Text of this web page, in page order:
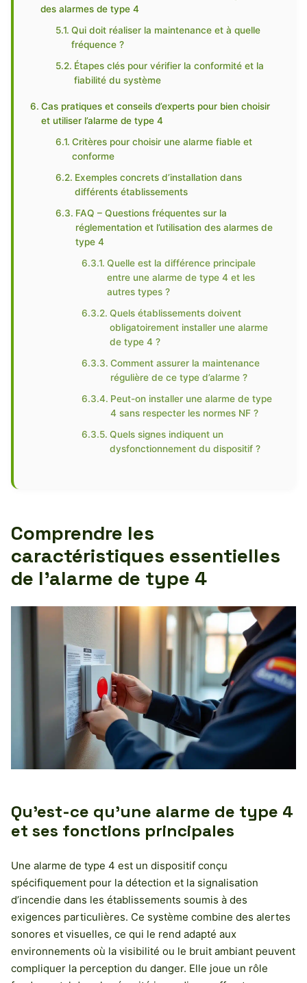
des alarmes de type 4
Qui doit réaliser la maintenance et à quelle
fréquence ?
Étapes clés pour vérifier la conformité et la
fiabilité du système
Cas pratiques et conseils d’experts pour bien choisir
et utiliser l’alarme de type 4
Critères pour choisir une alarme fiable et
conforme
Exemples concrets d’installation dans
différents établissements
FAQ – Questions fréquentes sur la
réglementation et l’utilisation des alarmes de
type 4
Quelle est la différence principale
entre une alarme de type 4 et les
autres types ?
Quels établissements doivent
obligatoirement installer une alarme
de type 4 ?
Comment assurer la maintenance
régulière de ce type d’alarme ?
Peut-on installer une alarme de type
4 sans respecter les normes NF ?
Quels signes indiquent un
dysfonctionnement du dispositif ?
Comprendre les
caractéristiques essentielles
de l’alarme de type 4
Qu’est-ce qu’une alarme de type 4
et ses fonctions principales
Une alarme de type 4 est un dispositif conçu
spécifiquement pour la détection et la signalisation
d’incendie dans les établissements soumis à des
exigences particulières. Ce système combine des alertes
sonores et visuelles, ce qui le rend adapté aux
environnements où la visibilité ou le bruit ambiant peuvent
compliquer la perception du danger. Elle joue un rôle